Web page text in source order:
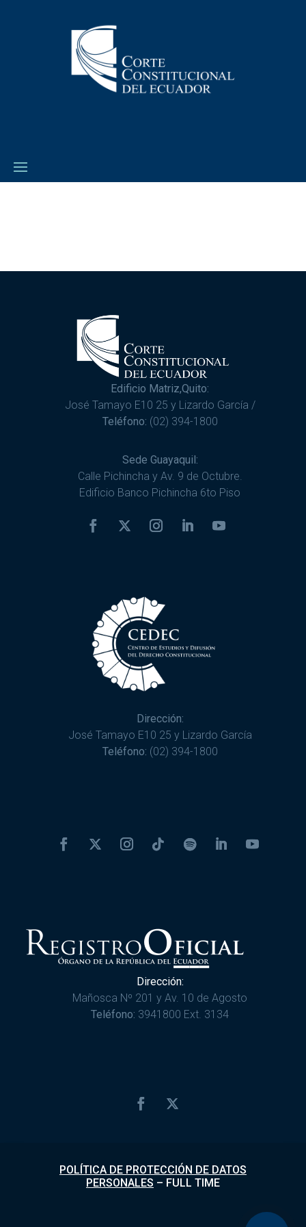
Edificio Matriz,Quito:
José Tamayo E10 25 y Lizardo García /
Teléfono: (02) 394-1800
Sede Guayaquil:
Calle Pichincha y Av. 9 de Octubre.
Edificio Banco Pichincha 6to Piso
Dirección:
José Tamayo E10 25 y Lizardo García
Teléfono: (02) 394-1800
Dirección:
Mañosca Nº 201 y Av. 10 de Agosto
Teléfono: 3941800 Ext. 3134
POLÍTICA DE PROTECCIÓN DE DATOS
PERSONALES – FULL TIME